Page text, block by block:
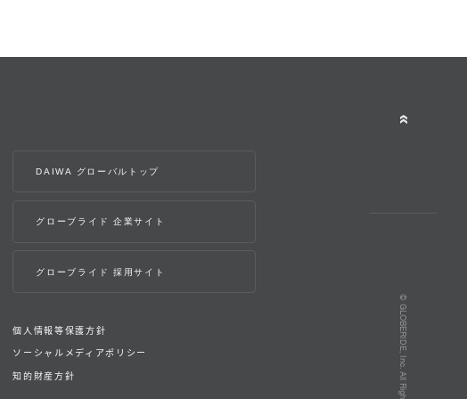
個人情報等保護方針
ソーシャルメディアポリシー
知的財産方針
DAIWA グローバルトップ
グローブライド 企業サイト
グローブライド 採用サイト